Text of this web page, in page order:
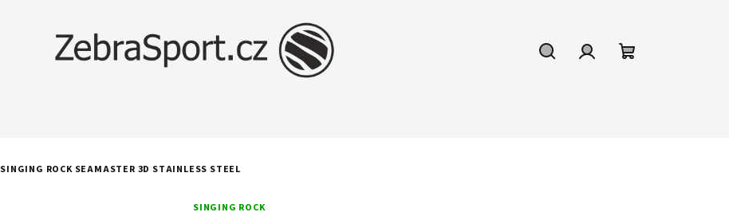
SINGING ROCK SEAMASTER 3D STAINLESS STEEL
SINGING ROCK